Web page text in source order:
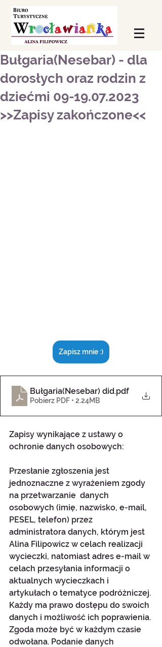
Bułgaria(Nesebar) - dla
dorosłych oraz rodzin z
dziećmi 09-19.07.2023
>>Zapisy zakończone<<
Zapisz mnie :)
Bułgaria(Nesebar) did.pdf
Pobierz PDF • 2.24MB
Zapisy wynikające z ustawy o
ochronie danych osobowych:
Przesłanie zgłoszenia jest
jednoznaczne z wyrażeniem zgody
na przetwarzanie  danych
osobowych (imię, nazwisko, e-mail,
PESEL, telefon) przez
administratora danych, którym jest
Alina Filipowicz w celach realizacji
wycieczki, natomiast adres e-mail w
celach przesyłania informacji o
aktualnych wycieczkach i
artykułach o tematyce podróżniczej.
Każdy ma prawo dostępu do swoich
danych i możliwość ich poprawienia.
Zgoda może być w każdym czasie
odwołana. Podanie danych